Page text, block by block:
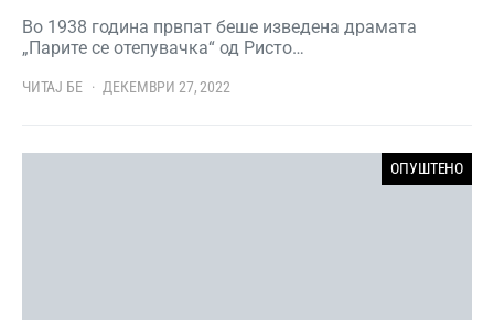
Во 1938 година првпат беше изведена драмата
„Парите се отепувачка“ од Ристо…
ЧИТАЈ БЕ ДЕКЕМВРИ 27, 2022
ОПУШТЕНО